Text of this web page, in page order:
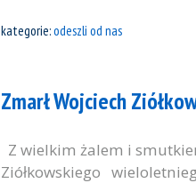
kategorie:odeszli od nas
Zmarł Wojciech
Z wielkim żalem i
Ziółkowskiego